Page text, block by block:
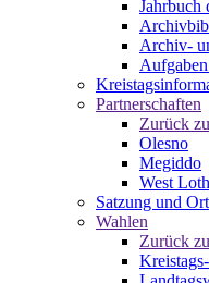
Jahrbuch
Archiv-
Partnerschaften
Zurück
Olesno
Megiddo
West
Satzung und
Wahlen
Zurück